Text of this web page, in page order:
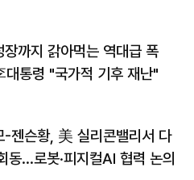
장까지 갉아먹는 역대급 폭
통령 "국가적 기후 재난"
-젠슨황, 美 실리콘밸리서 다
동…로봇·피지컬AI 협력 논의